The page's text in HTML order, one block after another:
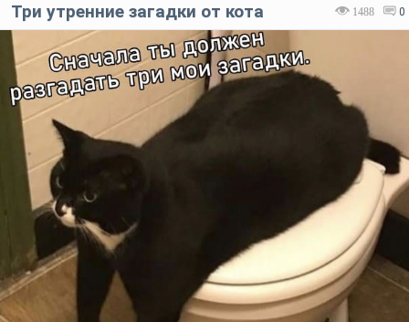
1488 0
Три утренние загадки от кота